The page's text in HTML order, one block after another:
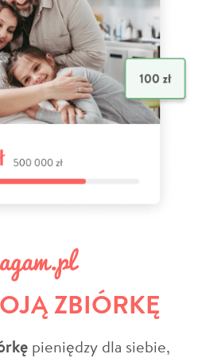
ZBIÓRKĘ
pieniędzy dla siebie,